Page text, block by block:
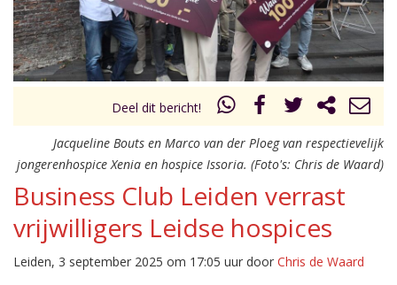
Deel dit bericht!
Jacqueline Bouts en Marco van der Ploeg van respectievelijk
jongerenhospice Xenia en hospice Issoria. (Foto's: Chris de Waard)
Business Club Leiden verrast
vrijwilligers Leidse hospices
Leiden, 3 september 2025 om 17:05 uur door Chris de Waard